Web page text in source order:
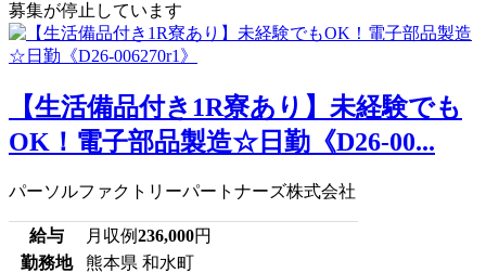
募集が停止しています
【生活備品付き1R寮あり】未経験でも
OK！電子部品製造☆日勤《D26-00...
パーソルファクトリーパートナーズ株式会社
給与 月収例236,000円
勤務地
熊本県 和水町